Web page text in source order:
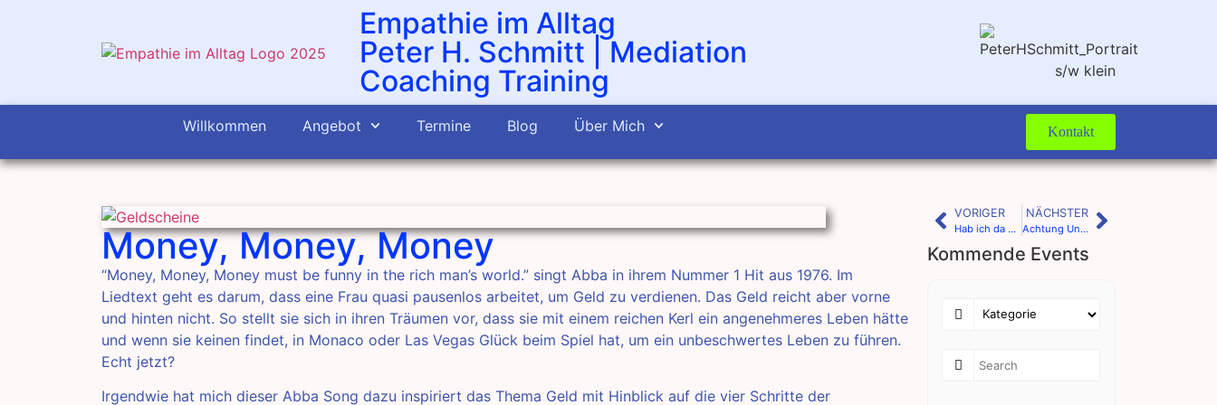
Empathie im Alltag
Peter H. Schmitt | Mediation
Coaching Training
Willkommen Angebot Termine Blog Über Mich Kontakt
Money, Money, Money
“Money, Money, Money must be funny in the rich man’s world.” singt Abba in ihrem Nummer 1 Hit aus 1976. Im
Liedtext geht es darum, dass eine Frau quasi pausenlos arbeitet, um Geld zu verdienen. Das Geld reicht aber vorne
und hinten nicht. So stellt sie sich in ihren Träumen vor, dass sie mit einem reichen Kerl ein angenehmeres Leben hätte
und wenn sie keinen findet, in Monaco oder Las Vegas Glück beim Spiel hat, um ein unbeschwertes Leben zu führen.
Echt jetzt?
Irgendwie hat mich dieser Abba Song dazu inspiriert das Thema Geld mit Hinblick auf die vier Schritte der
VORIGER
Hab ich da ein NEIN gehört?
NÄCHSTER
Achtung Unfallgefahr!
Kommende Events